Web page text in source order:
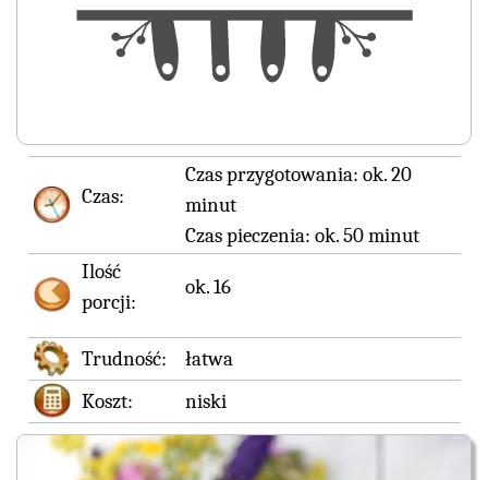
Czas:
Czas przygotowania: ok. 20
minut
Czas pieczenia: ok. 50 minut
Ilość
porcji:
ok. 16
Trudność:
łatwa
Koszt:
niski